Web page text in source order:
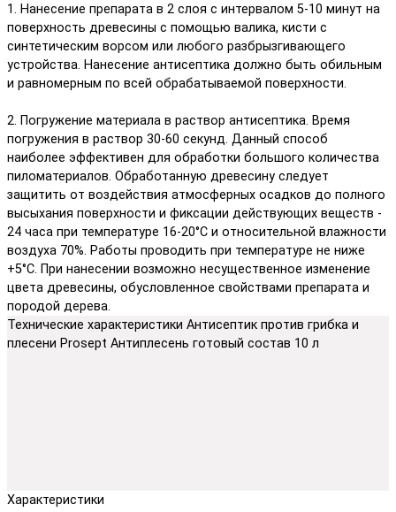
1. Нанесение препарата в 2 слоя с интервалом 5-10 минут на
поверхность древесины с помощью валика, кисти с
синтетическим ворсом или любого разбрызгивающего
устройства. Нанесение антисептика должно быть обильным
и равномерным по всей обрабатываемой поверхности.
2. Погружение материала в раствор антисептика. Время
погружения в раствор 30-60 секунд. Данный способ
наиболее эффективен для обработки большого количества
пиломатериалов. Обработанную древесину следует
защитить от воздействия атмосферных осадков до полного
высыхания поверхности и фиксации действующих веществ -
24 часа при температуре 16-20°С и относительной влажности
воздуха 70%. Работы проводить при температуре не ниже
+5°С. При нанесении возможно несущественное изменение
цвета древесины, обусловленное свойствами препарата и
породой дерева.
Технические характеристики Антисептик против грибка и
плесени Prosept Антиплесень готовый состав 10 л
Характеристики